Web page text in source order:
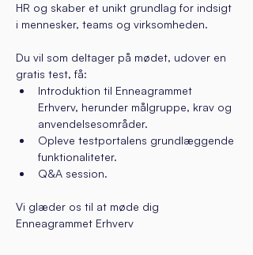
HR og skaber et unikt grundlag for indsigt
i mennesker, teams og virksomheden.
Du vil som deltager på mødet, udover en
gratis test, få:
Introduktion til Enneagrammet
Erhverv, herunder målgruppe, krav og
anvendelsesområder.
Opleve testportalens grundlæggende
funktionaliteter.
Q&A session.
Vi glæder os til at møde dig
Enneagrammet Erhverv